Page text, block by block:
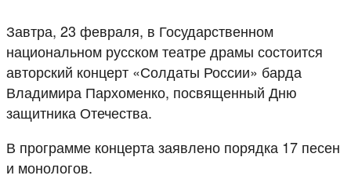
Завтра, 23 февраля, в Государственном
национальном русском театре драмы состоится
авторский концерт «Солдаты России» барда
Владимира Пархоменко, посвященный Дню
защитника Отечества.
В программе концерта заявлено порядка 17 песен
и монологов.